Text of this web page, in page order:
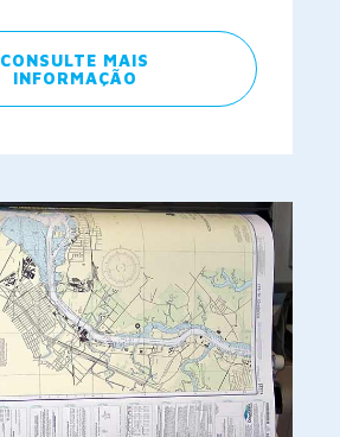
CONSULTE MAIS
INFORMAÇÃO